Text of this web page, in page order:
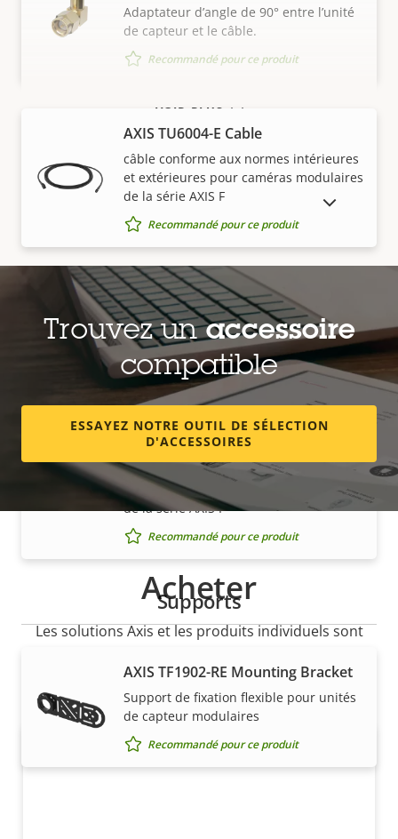
VOIR PLUS
Adaptateur d’angle de 90° entre l’unité
de capteur et le câble.
Recommandé pour ce produit
AXIS TU6004-E Cable
câble conforme aux normes intérieures
et extérieures pour caméras modulaires
de la série AXIS F
Recommandé pour ce produit
AXIS TU6005 Plenum Cable
câble plenum pour caméras modulaires
de la série AXIS F
Recommandé pour ce produit
AXIS TU6007-E Cable
câble conforme aux normes intérieures
et extérieures pour caméras modulaires
de la série AXIS F
Recommandé pour ce produit
Supports
AXIS TF1902-RE Mounting Bracket
Support de fixation flexible pour unités
de capteur modulaires
Recommandé pour ce produit
AFFICHER LES PRODUITS ABANDONNÉS
Trouvez unaccessoire
compatible
ESSAYEZ NOTRE OUTIL DE SÉLECTION
D'ACCESSOIRES
Acheter
Les solutions Axis et les produits individuels sont
partenaires de confiance.